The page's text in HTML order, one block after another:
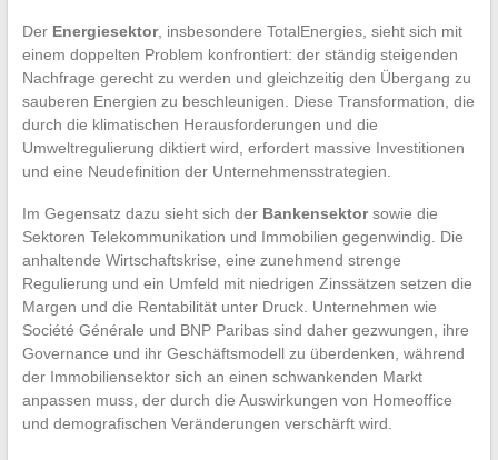
Der Energiesektor, insbesondere TotalEnergies, sieht sich mit
einem doppelten Problem konfrontiert: der ständig steigenden
Nachfrage gerecht zu werden und gleichzeitig den Übergang zu
sauberen Energien zu beschleunigen. Diese Transformation, die
durch die klimatischen Herausforderungen und die
Umweltregulierung diktiert wird, erfordert massive Investitionen
und eine Neudefinition der Unternehmensstrategien.
Im Gegensatz dazu sieht sich der Bankensektorsowie die
Sektoren Telekommunikation und Immobilien gegenwindig. Die
anhaltende Wirtschaftskrise, eine zunehmend strenge
Regulierung und ein Umfeld mit niedrigen Zinssätzen setzen die
Margen und die Rentabilität unter Druck. Unternehmen wie
Société Générale und BNP Paribas sind daher gezwungen, ihre
Governance und ihr Geschäftsmodell zu überdenken, während
der Immobiliensektor sich an einen schwankenden Markt
anpassen muss, der durch die Auswirkungen von Homeoffice
und demografischen Veränderungen verschärft wird.